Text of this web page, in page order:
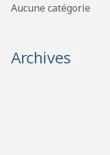
Aucune catégorie
Archives